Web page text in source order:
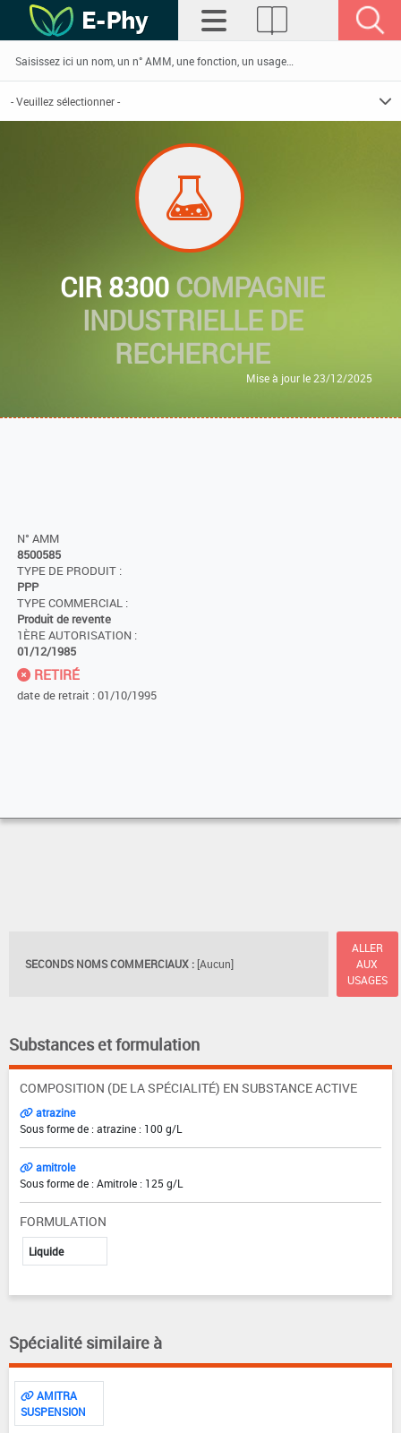
CIR 8300COMPAGNIE
INDUSTRIELLE DE
RECHERCHE
Mise à jour le 23/12/2025
N° AMM
8500585
TYPE DE PRODUIT :
PPP
TYPE COMMERCIAL :
Produit de revente
1ÈRE AUTORISATION :
01/12/1985
RETIRÉ
date de retrait : 01/10/1995
SECONDS NOMS COMMERCIAUX : [Aucun]
ALLER
AUX
USAGES
Substances et formulation
COMPOSITION (DE LA SPÉCIALITÉ) EN SUBSTANCE ACTIVE
atrazine
Sous forme de : atrazine : 100 g/L
amitrole
Sous forme de : Amitrole : 125 g/L
FORMULATION
Liquide
Spécialité similaire à
AMITRA
SUSPENSION